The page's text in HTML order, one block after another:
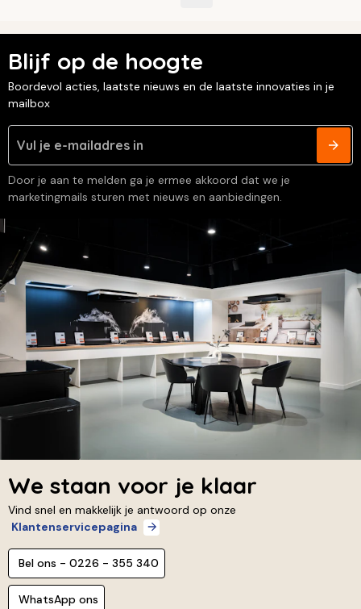
Blijf op de hoogte
Boordevol acties, laatste nieuws en de laatste innovaties in je
mailbox
Door je aan te melden ga je ermee akkoord dat we je
marketingmails sturen met nieuws en aanbiedingen.
We staan voor je klaar
Vind snel en makkelijk je antwoord op onze
Klantenservicepagina
Bel ons - 0226 - 355 340
WhatsApp ons